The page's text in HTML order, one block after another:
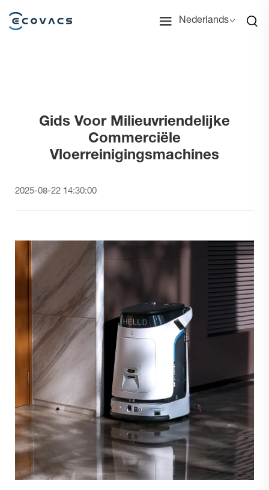
Nederlands
Gids Voor Milieuvriendelijke
Commerciële
Vloerreinigingsmachines
2025-08-22 14:30:00